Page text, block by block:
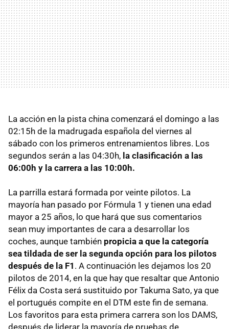
La acción en la pista china comenzará el domingo a las
02:15h de la madrugada española del viernes al
sábado con los primeros entrenamientos libres. Los
segundos serán a las 04:30h, la clasificación a las
06:00h y la carrera a las 10:00h.
La parrilla estará formada por veinte pilotos. La
mayoría han pasado por Fórmula 1 y tienen una edad
mayor a 25 años, lo que hará que sus comentarios
sean muy importantes de cara a desarrollar los
coches, aunque también propicia a que la categoría
sea tildada de ser la segunda opción para los pilotos
después de la F1 . A continuación les dejamos los 20
pilotos de 2014, en la que hay que resaltar que Antonio
Félix da Costa será sustituido por Takuma Sato, ya que
el portugués compite en el DTM este fin de semana.
Los favoritos para esta primera carrera son los DAMS,